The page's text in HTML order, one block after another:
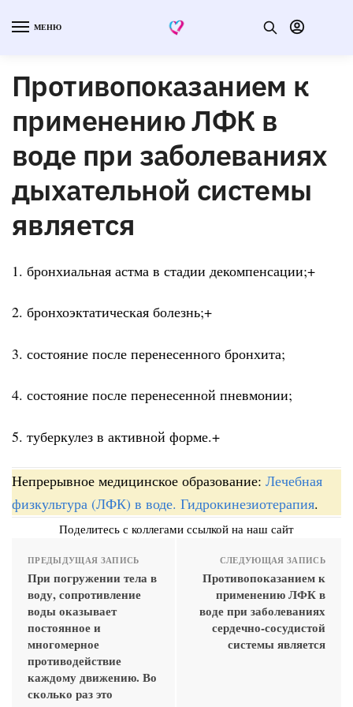
МЕНЮ
Противопоказанием к
применению ЛФК в
воде при заболеваниях
дыхательной системы
является
1. бронхиальная астма в стадии декомпенсации;+
2. бронхоэктатическая болезнь;+
3. состояние после перенесенного бронхита;
4. состояние после перенесенной пневмонии;
5. туберкулез в активной форме.+
Непрерывное медицинское образование: Лечебная
физкультура (ЛФК) в воде. Гидрокинезиотерапия.
Поделитесь с коллегами ссылкой на наш сайт
ПРЕДЫДУЩАЯ ЗАПИСЬ
При погружении тела в
воду, сопротивление
воды оказывает
постоянное и
многомерное
противодействие
каждому движению. Во
сколько раз это
СЛЕДУЮЩАЯ ЗАПИСЬ
Противопоказанием к
применению ЛФК в
воде при заболеваниях
сердечно-сосудистой
системы является